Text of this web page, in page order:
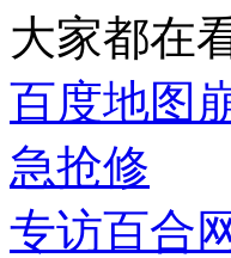
大家都在
百度地图
急抢修
专访百合